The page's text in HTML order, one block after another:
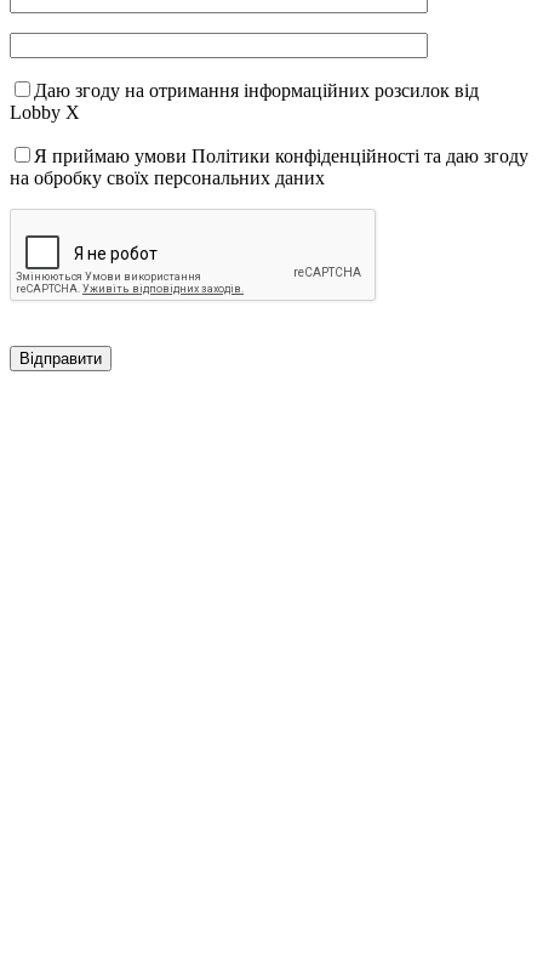
Даю згоду на отримання інформаційних розсилок від
Lobby X
Я приймаю умови Політики конфіденційності та даю згоду
на обробку своїх персональних даних